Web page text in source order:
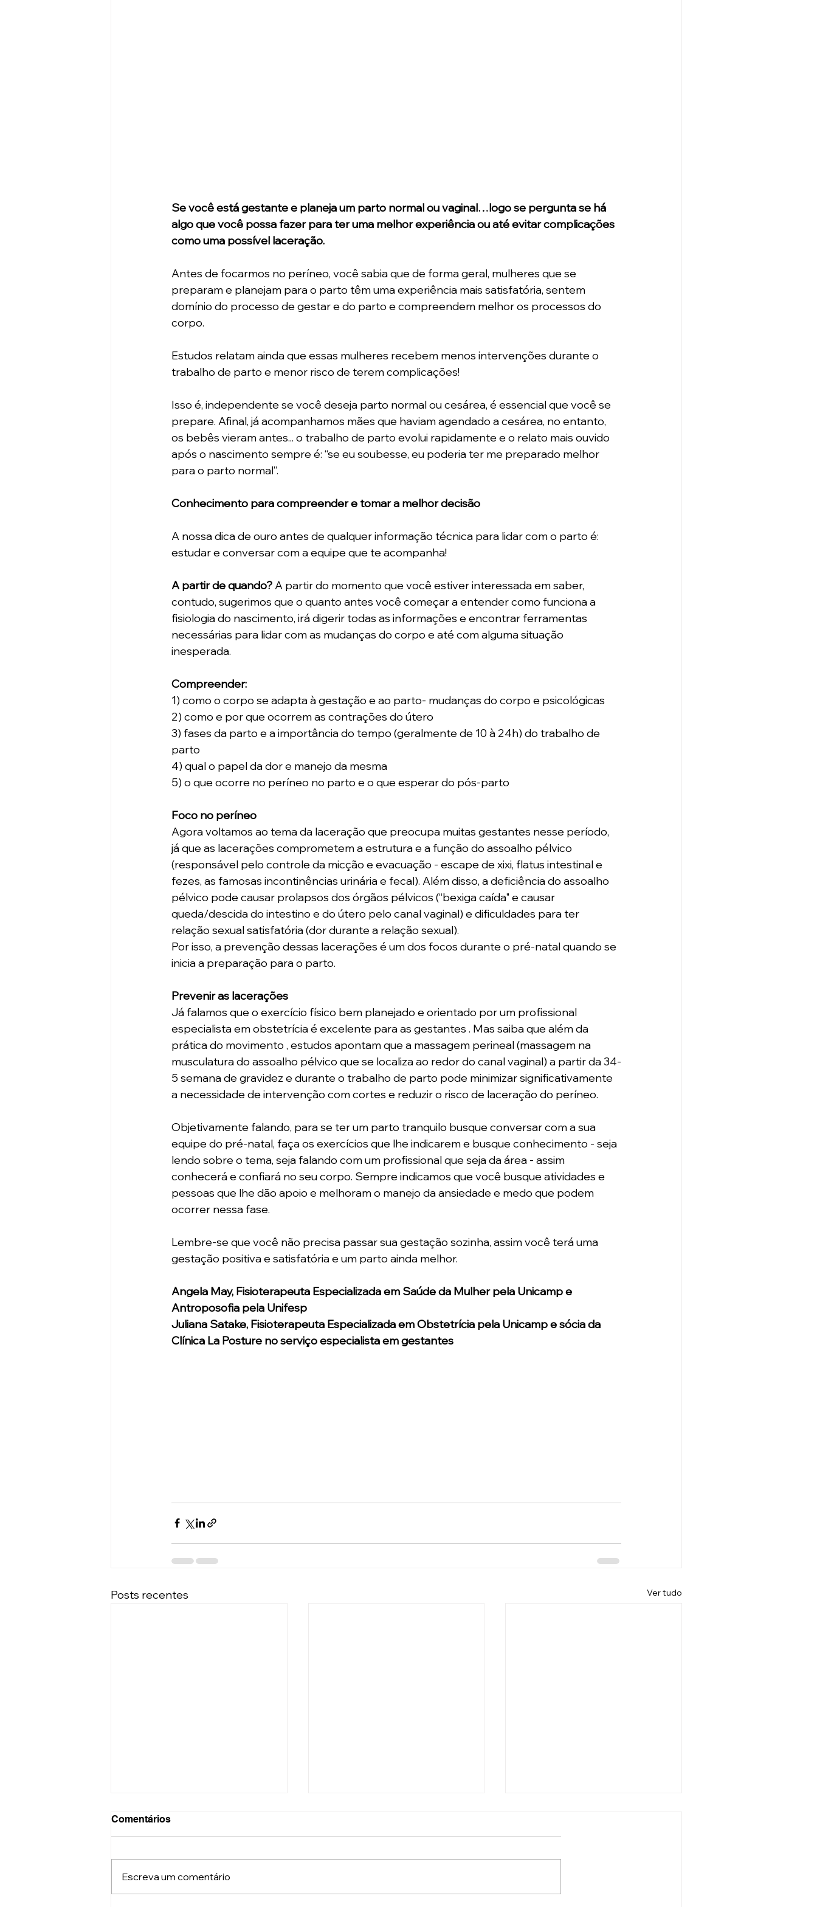
Se você está gestante e planeja um parto normal ou vaginal…logo se pergunta se há
algo que você possa fazer para ter uma melhor experiência ou até evitar complicações
como uma possível laceração.
Antes de focarmos no períneo, você sabia que de forma geral, mulheres que se
preparam e planejam para o parto têm uma experiência mais satisfatória, sentem
domínio do processo de gestar e do parto e compreendem melhor os processos do
corpo.
Estudos relatam ainda que essas mulheres recebem menos intervenções durante o
trabalho de parto e menor risco de terem complicações!
Isso é, independente se você deseja parto normal ou cesárea, é essencial que você se
prepare. Afinal, já acompanhamos mães que haviam agendado a cesárea, no entanto,
os bebês vieram antes... o trabalho de parto evolui rapidamente e o relato mais ouvido
após o nascimento sempre é: “se eu soubesse, eu poderia ter me preparado melhor
para o parto normal”.
Conhecimento para compreender e tomar a melhor decisão
A nossa dica de ouro antes de qualquer informação técnica para lidar com o parto é:
estudar e conversar com a equipe que te acompanha!
A partir de quando? A partir do momento que você estiver interessada em saber,
contudo, sugerimos que o quanto antes você começar a entender como funciona a
fisiologia do nascimento, irá digerir todas as informações e encontrar ferramentas
necessárias para lidar com as mudanças do corpo e até com alguma situação
inesperada.
Compreender:
1) como o corpo se adapta à gestação e ao parto- mudanças do corpo e psicológicas
2) como e por que ocorrem as contrações do útero
3) fases da parto e a importância do tempo (geralmente de 10 à 24h) do trabalho de
parto
4) qual o papel da dor e manejo da mesma
5) o que ocorre no períneo no parto e o que esperar do pós-parto
Foco no períneo
Agora voltamos ao tema da laceração que preocupa muitas gestantes nesse período,
já que as lacerações comprometem a estrutura e a função do assoalho pélvico
(responsável pelo controle da micção e evacuação - escape de xixi, flatus intestinal e
fezes, as famosas incontinências urinária e fecal). Além disso, a deficiência do assoalho
pélvico pode causar prolapsos dos órgãos pélvicos (“bexiga caída" e causar
queda/descida do intestino e do útero pelo canal vaginal) e dificuldades para ter
relação sexual satisfatória (dor durante a relação sexual).
Por isso, a prevenção dessas lacerações é um dos focos durante o pré-natal quando se
inicia a preparação para o parto.
Prevenir as lacerações
Já falamos que o exercício físico bem planejado e orientado por um profissional
especialista em obstetrícia é excelente para as gestantes . Mas saiba que além da
prática do movimento , estudos apontam que a massagem perineal (massagem na
musculatura do assoalho pélvico que se localiza ao redor do canal vaginal) a partir da 34-
5 semana de gravidez e durante o trabalho de parto pode minimizar significativamente
a necessidade de intervenção com cortes e reduzir o risco de laceração do períneo.
Objetivamente falando, para se ter um parto tranquilo busque conversar com a sua
equipe do pré-natal, faça os exercícios que lhe indicarem e busque conhecimento - seja
lendo sobre o tema, seja falando com um profissional que seja da área - assim
conhecerá e confiará no seu corpo. Sempre indicamos que você busque atividades e
pessoas que lhe dão apoio e melhoram o manejo da ansiedade e medo que podem
ocorrer nessa fase.
Lembre-se que você não precisa passar sua gestação sozinha, assim você terá uma
gestação positiva e satisfatória e um parto ainda melhor.
Angela May, Fisioterapeuta Especializada em Saúde da Mulher pela Unicamp e
Antroposofia pela Unifesp
Juliana Satake, Fisioterapeuta Especializada em Obstetrícia pela Unicamp e sócia da
Clínica La Posture no serviço especialista em gestantes
Posts recentes Ver tudo
Comentários
Escreva um comentário